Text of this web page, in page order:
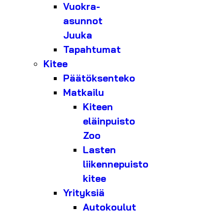
Vuokra-
asunnot
Juuka
Tapahtumat
Kitee
Päätöksenteko
Matkailu
Kiteen
eläinpuisto
Zoo
Lasten
liikennepuisto
kitee
Yrityksiä
Autokoulut